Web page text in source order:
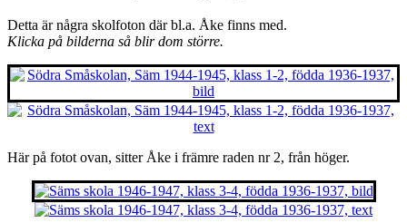
Detta är några skolfoton där bl.a. Åke finns med.
Klicka på bilderna så blir dom större.
Här på fotot ovan, sitter Åke i främre raden nr 2, från höger.